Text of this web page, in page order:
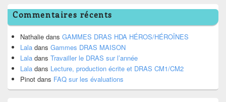
Commentaires récents
Nathalie dans GAMMES DRAS HDA HÉROS/HÉROÏNES
Lala dans Gammes DRAS MAISON
Lala dans Travailler le DRAS sur l’année
Lala dans Lecture, production écrite et DRAS CM1/CM2
Pinot dans FAQ sur les évaluations